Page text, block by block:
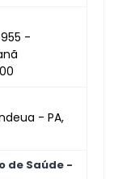
-
- PA,
de Saúde -